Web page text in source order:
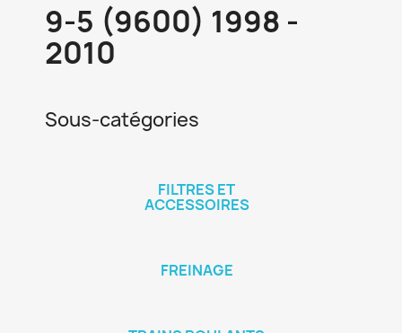
9-5 (9600) 1998 -
2010
Sous-catégories
FILTRES ET
ACCESSOIRES
FREINAGE